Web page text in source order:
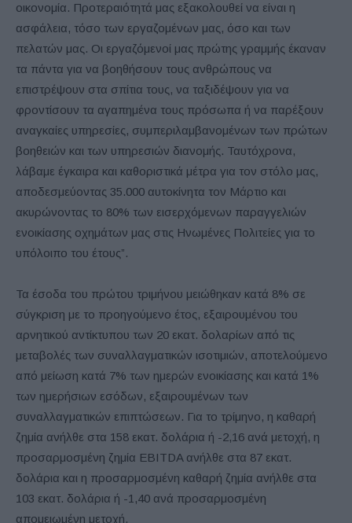
οικονομία. Προτεραιότητά μας εξακολουθεί να είναι η
ασφάλεια, τόσο των εργαζομένων μας, όσο και των
πελατών μας. Οι εργαζόμενοί μας πρώτης γραμμής έκαναν
τα πάντα για να βοηθήσουν τους ανθρώπους να
επιστρέψουν στα σπίτια τους, να ταξιδέψουν για να
φροντίσουν τα αγαπημένα τους πρόσωπα ή να παρέξουν
αναγκαίες υπηρεσίες, συμπεριλαμβανομένων των πρώτων
βοηθειών και των υπηρεσιών διανομής. Ταυτόχρονα,
λάβαμε έγκαιρα και καθοριστικά μέτρα για τον στόλο μας,
αποδεσμεύοντας 35.000 αυτοκίνητα τον Μάρτιο και
ακυρώνοντας το 80% των εισερχόμενων παραγγελιών
ενοικίασης οχημάτων μας στις Ηνωμένες Πολιτείες για το
υπόλοιπο του έτους”.
Τα έσοδα του πρώτου τριμήνου μειώθηκαν κατά 8% σε
σύγκριση με το προηγούμενο έτος, εξαιρουμένου του
αρνητικού αντίκτυπου των 20 εκατ. δολαρίων από τις
μεταβολές των συναλλαγματικών ισοτιμιών, αποτελούμενο
από μείωση κατά 7% των ημερών ενοικίασης και κατά 1%
των ημερήσιων εσόδων, εξαιρουμένων των
συναλλαγματικών επιπτώσεων. Για το τρίμηνο, η καθαρή
ζημία ανήλθε στα 158 εκατ. δολάρια ή -2,16 ανά μετοχή, η
προσαρμοσμένη ζημία EBITDA ανήλθε στα 87 εκατ.
δολάρια και η προσαρμοσμένη καθαρή ζημία ανήλθε στα
103 εκατ. δολάρια ή -1,40 ανά προσαρμοσμένη
απομειωμένη μετοχή.